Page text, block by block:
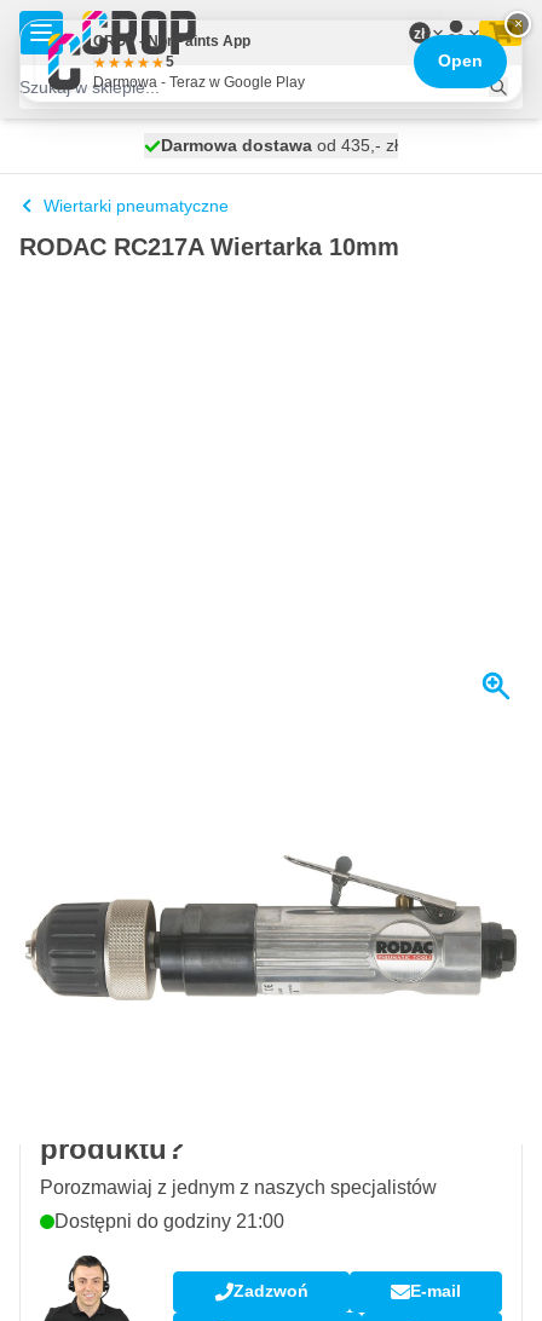
Przejdź do treści
zł
wysyłka dzisiaj
Darmowa dostawa od 435,- zł
100 dni
Wiertarki pneumatyczne
RODAC RC217A Wiertarka 10mm
Dodaj do koszyka
Zamów przed 23:59,
wysyłka dzisiaj
Darmowa dostawaod 435,- zł
produktu?
Porozmawiaj z jednym z naszych specjalistów
Dostępni do godziny 21:00
Zadzwoń E-mail
×
CROP - NonPaints App
5
Darmowa - Teraz w Google Play
Open